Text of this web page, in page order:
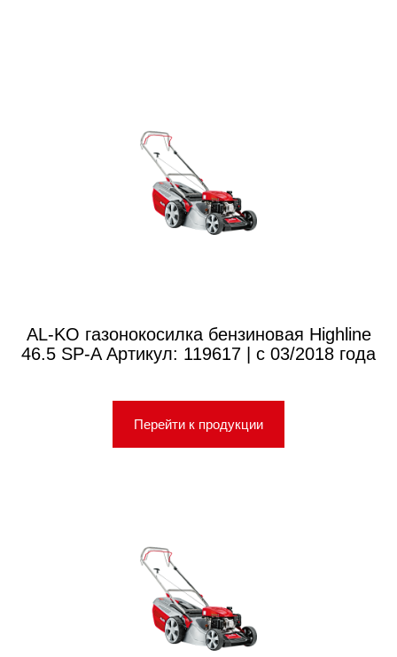
AL-KO газонокосилка бензиновая Highline
46.5 SP-A Артикул: 119617 | с 03/2018 года
Перейти к продукции